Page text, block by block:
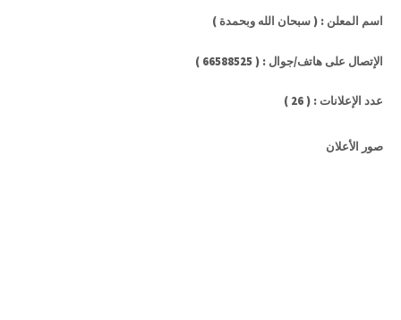
اسم المعلن : ( سبحان الله وبحمدة )
الإتصال على هاتف/جوال : ( 66588525 )
عدد الإعلانات : ( 26 )
صور الأعلان